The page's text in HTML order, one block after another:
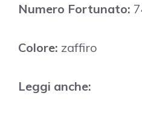
Numero Fortunato:
Colore: zaffiro
Leggi anche: